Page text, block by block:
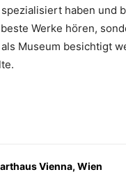
haben und
Werke hören,
Museum besichtigt
Vienna, Wien